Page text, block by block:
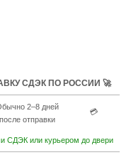
СДЭК ПО РОССИИ 🚀
2–8 дней
после отправки
💳
СДЭК или курьером до двери